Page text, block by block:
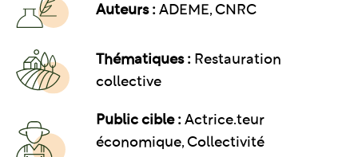
Auteurs : ADEME, CNRC
Thématiques : Restauration
collective
Public cible : Actrice.teur
économique, Collectivité